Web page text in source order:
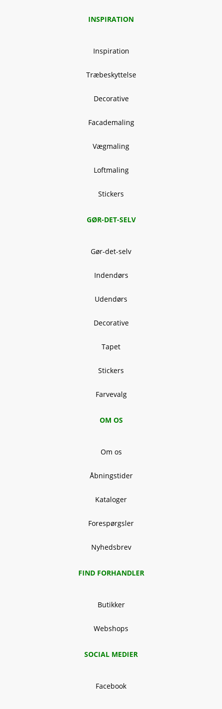
INSPIRATION
Inspiration
Træbeskyttelse
Decorative
Facademaling
Vægmaling
Loftmaling
Stickers
GØR-DET-SELV
Gør-det-selv
Indendørs
Udendørs
Decorative
Tapet
Stickers
Farvevalg
OM OS
Om os
Åbningstider
Kataloger
Forespørgsler
Nyhedsbrev
FIND FORHANDLER
Butikker
Webshops
SOCIAL MEDIER
Facebook